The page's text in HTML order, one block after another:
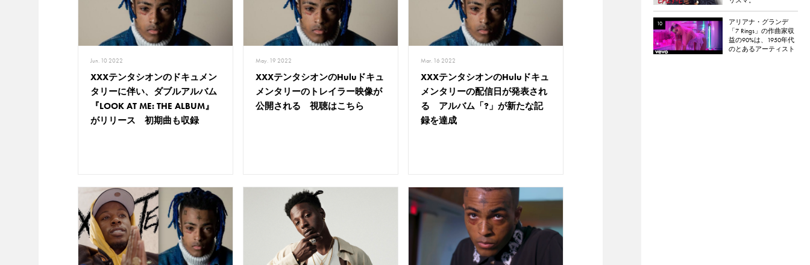
Jun. 10 2022
XXXテンタシオンのドキュメン
タリーに伴い、ダブルアルバム
『LOOK AT ME: THE ALBUM』
がリリース 初期曲も収録
May. 19 2022
XXXテンタシオンのHuluドキュ
メンタリーのトレイラー映像が
公開される 視聴はこちら
Mar. 16 2022
XXXテンタシオンのHuluドキュ
メンタリーの配信日が発表され
る アルバム「?」が新たな記
録を達成
アリアナ・グランデ
「7 Rings」の作曲家収
益の90%は、1950年代
のとあるアーティスト